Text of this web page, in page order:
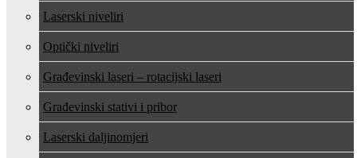
Laserski niveliri
Optički niveliri
Građevinski laseri – rotacijski laseri
Građevinski stativi i pribor
Laserski daljinomjeri